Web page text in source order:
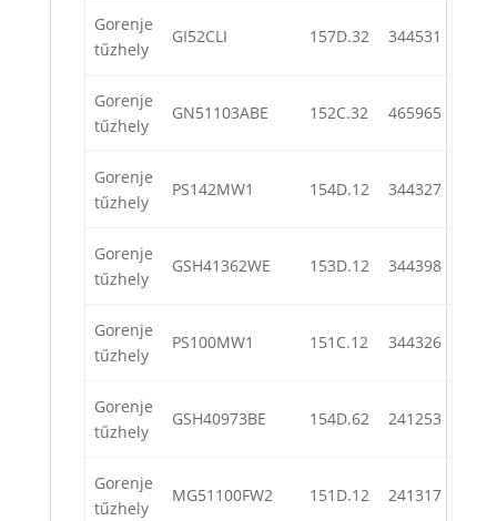
Gorenje
tűzhely
GI52CLI 157D.32 344531
Gorenje
tűzhely
GN51103ABE 152C.32 465965
Gorenje
tűzhely
PS142MW1 154D.12 344327
Gorenje
tűzhely
GSH41362WE 153D.12 344398
Gorenje
tűzhely
PS100MW1 151C.12 344326
Gorenje
tűzhely
GSH40973BE 154D.62 241253
Gorenje
tűzhely
MG51100FW2 151D.12 241317